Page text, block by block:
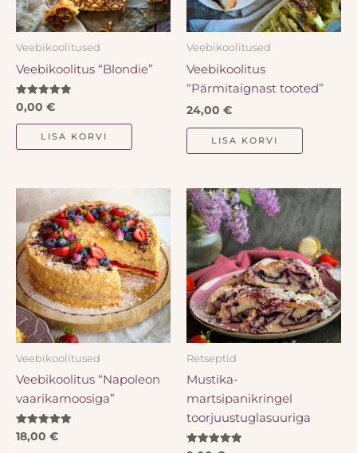
Veebikoolitused
Veebikoolitus “Blondie”
Hinnanguga
5.00
/ 5
0,00 €
LISA KORVI
Veebikoolitused
Veebikoolitus
“Pärmitaignast tooted”
24,00 €
LISA KORVI
Veebikoolitused
Veebikoolitus “Napoleon
vaarikamoosiga”
Hinnanguga
5.00
18,00 €
Retseptid
Mustika-
martsipanikringel
toorjuustuglasuuriga